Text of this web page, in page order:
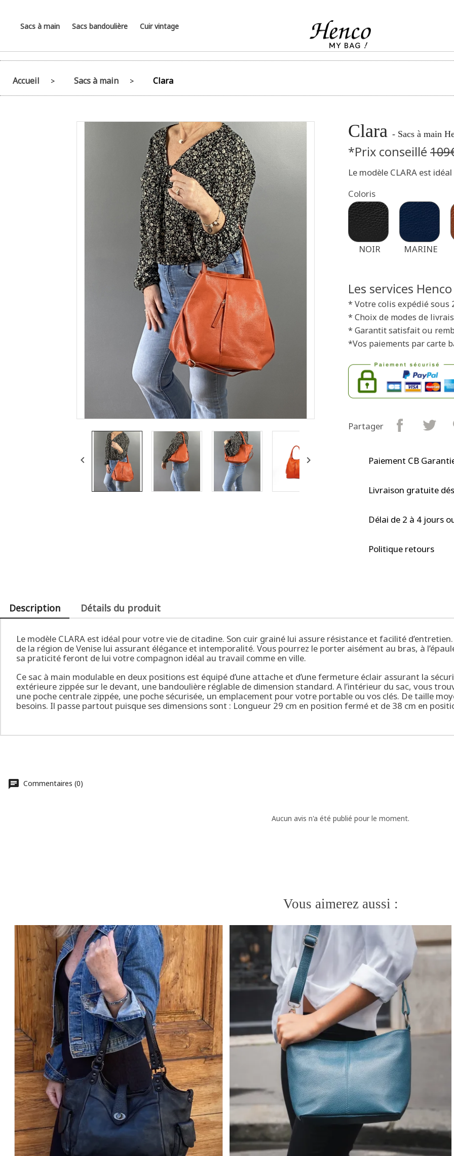
Sacs à main Sacs bandoulière Cuir vintage
Accueil Sacs à main Clara
 
Clara - Sacs à main
*Prix conseillé
Le modèle CLARA est
Coloris
NOIR MARINE
Les services Henco
* Votre colis expédié sous
* Choix de modes de
* Garantit satisfait ou
*Vos paiements par carte
Partager
Paiement CB
Livraison gratuite
Délai de 2 à 4 jours
Politique retours
Description Détails du produit
Le modèle CLARA est idéal pour votre vie de citadine. Son cuir grainé lui assure résistance et facilité
de la région de Venise lui assurant élégance et intemporalité. Vous pourrez le porter aisément au bras, à
sa praticité feront de lui votre compagnon idéal au travail comme en ville.
Ce sac à main modulable en deux positions est équipé d’une attache et d’une fermeture éclair assurant la
extérieure zippée sur le devant, une bandoulière réglable de dimension standard. A l’intérieur du sac, vous
une poche centrale zippée, une poche sécurisée, un emplacement pour votre portable ou vos clés. De taille
besoins. Il passe partout puisque ses dimensions sont : Longueur 29 cm en position fermé et de 38 cm en
Commentaires (0)
Aucun avis n'a été publié pour le moment.
Vous aimerez aussi :